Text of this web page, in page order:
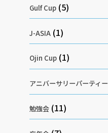
Gulf Cup (5)
J-ASIA (1)
Ojin Cup (1)
アニバーサリーパーティー
勉強会 (11)